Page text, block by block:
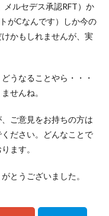
メルセデス承認RFT）か
がCなんです）しか今の
かもしれませんが、実
うなることやら・・・
せんね。
ご意見をお持ちの方は
ださい。どんなことで
ます。
とうございました。